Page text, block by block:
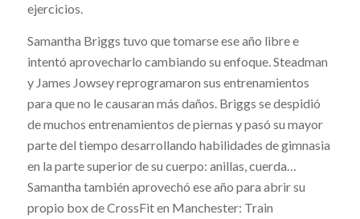
ejercicios.
Samantha Briggs tuvo que tomarse ese año libre e
intentó aprovecharlo cambiando su enfoque. Steadman
y James Jowsey reprogramaron sus entrenamientos
para que no le causaran más daños. Briggs se despidió
de muchos entrenamientos de piernas y pasó su mayor
parte del tiempo desarrollando habilidades de gimnasia
en la parte superior de su cuerpo: anillas, cuerda…
Samantha también aprovechó ese año para abrir su
propio box de CrossFit en Manchester: Train